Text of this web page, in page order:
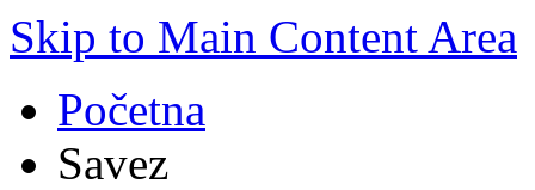
Skip to Main Content Area
Početna
Savez